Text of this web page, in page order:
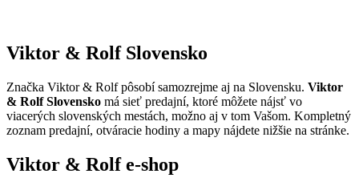
Viktor & Rolf Slovensko
Značka Viktor & Rolf pôsobí samozrejme aj na Slovensku. Viktor
& Rolf Slovensko má sieť predajní, ktoré môžete nájsť vo
viacerých slovenských mestách, možno aj v tom Vašom. Kompletný
zoznam predajní, otváracie hodiny a mapy nájdete nižšie na stránke.
Viktor & Rolf e-shop